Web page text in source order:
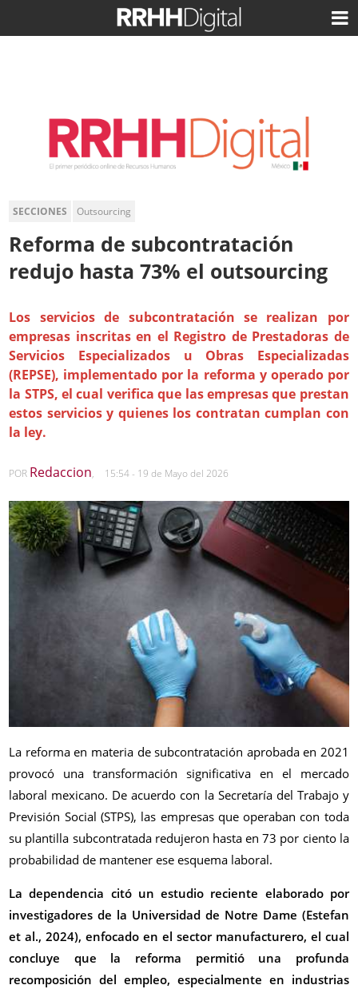
SECCIONES Outsourcing
Reforma de subcontratación
redujo hasta 73% el outsourcing
Los servicios de subcontratación se realizan por
empresas inscritas en el Registro de Prestadoras de
Servicios Especializados u Obras Especializadas
(REPSE), implementado por la reforma y operado por
la STPS, el cual verifica que las empresas que prestan
estos servicios y quienes los contratan cumplan con
la ley.
POR Redaccion, 15:54 - 19 de Mayo del 2026
La reforma en materia de subcontratación aprobada en 2021
provocó una transformación significativa en el mercado
laboral mexicano. De acuerdo con la Secretaría del Trabajo y
Previsión Social (STPS), las empresas que operaban con toda
su plantilla subcontratada redujeron hasta en 73 por ciento la
probabilidad de mantener ese esquema laboral.
La dependencia citó un estudio reciente elaborado por
investigadores de la Universidad de Notre Dame (Estefan
et al., 2024), enfocado en el sector manufacturero, el cual
concluye que la reforma permitió una profunda
recomposición del empleo, especialmente en industrias